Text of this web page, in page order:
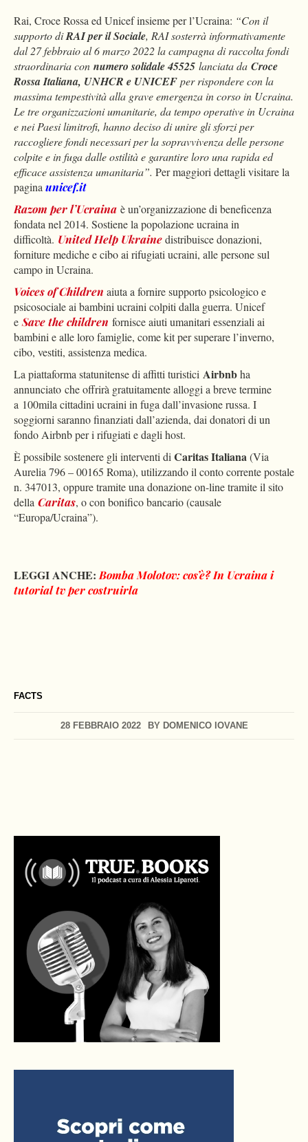
FACTS
28 FEBBRAIO 2022 BY DOMENICO IOVANE
Rai, Croce Rossa ed Unicef insieme per l’Ucraina: “Con il
supporto diRAI per il Sociale, RAI sosterrà informativamente
dal 27 febbraio al 6 marzo 2022 la campagna di raccolta fondi
straordinaria con numero solidale 45525 lanciata da Croce
Rossa Italiana, UNHCR e UNICEFper rispondere con la
massima tempestività alla grave emergenza in corso in Ucraina.
Le tre organizzazioni umanitarie, da tempo operative in Ucraina
e nei Paesi limitrofi, hanno deciso di unire gli sforzi per
raccogliere fondi necessari per la sopravvivenza delle persone
colpite e in fuga dalle ostilità e garantire loro una rapida ed
efficace assistenza umanitaria”. Per maggiori dettagli visitare la
paginaunicef.it
Razom per l’Ucraina è un’organizzazione di beneficenza
fondata nel 2014. Sostiene la popolazione ucraina in
difficoltà. United Help Ukrainedistribuisce donazioni,
forniture mediche e cibo ai rifugiati ucraini, alle persone sul
campo in Ucraina.
Voices of Children aiuta a fornire supporto psicologico e
psicosociale ai bambini ucraini colpiti dalla guerra. Unicef ​​
eSave the children fornisce aiuti umanitari essenziali ai
bambini e alle loro famiglie, come kit per superare l’inverno,
cibo, vestiti, assistenza medica.
La piattaforma statunitense di affitti turistici Airbnbha
annunciato che offrirà gratuitamente alloggi a breve termine
a 100mila cittadini ucraini in fuga dall’invasione russa. I
soggiorni saranno finanziati dall’azienda, dai donatori di un
fondo Airbnb per i rifugiati e dagli host.
È possibile sostenere gli interventi diCaritas Italiana(Via
Aurelia 796 – 00165 Roma), utilizzando il conto corrente postale
n. 347013, oppure tramite una donazione on-line tramite il sito
della Caritas, o con bonifico bancario (causale
“Europa/Ucraina”).
LEGGI ANCHE: Bomba Molotov: cos’è? In Ucraina i
tutorial tv per costruirla